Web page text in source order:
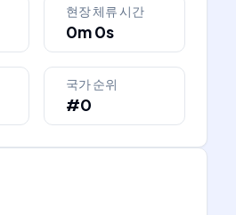
현장 체류 시간
0m 0s
국가 순위
#0